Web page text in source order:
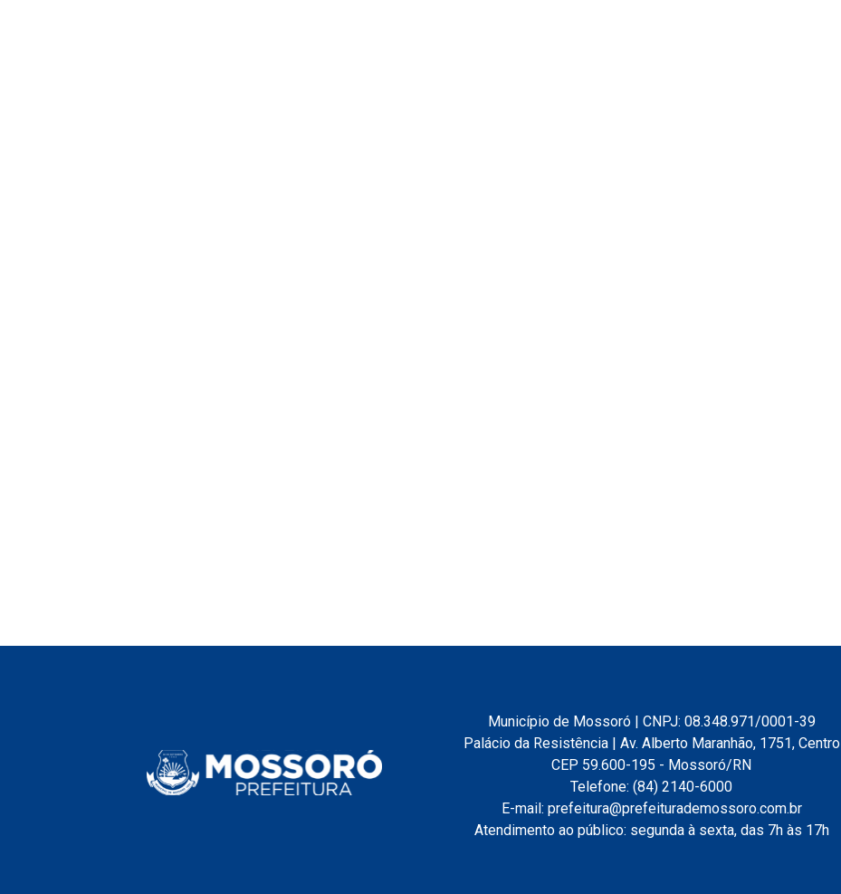
Município de Mossoró | CNPJ: 08.348.971/0001-39
Palácio da Resistência | Av. Alberto Maranhão, 1751, Centro
CEP 59.600-195 - Mossoró/RN
Telefone: (84) 2140-6000
E-mail: prefeitura@prefeiturademossoro.com.br
Atendimento ao público: segunda à sexta, das 7h às 17h